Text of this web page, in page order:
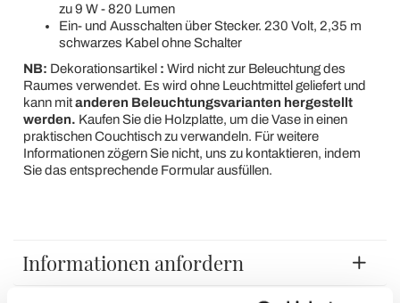
zu 9 W - 820 Lumen
Ein- und Ausschalten über Stecker. 230 Volt, 2,35 m
schwarzes Kabel ohne Schalter
NB: Dekorationsartikel : Wird nicht zur Beleuchtung des
Raumes verwendet. Es wird ohne Leuchtmittel geliefert und
kann mitanderen Beleuchtungsvarianten hergestellt
werden. Kaufen Sie die Holzplatte, um die Vase in einen
praktischen Couchtisch zu verwandeln. Für weitere
Informationen zögern Sie nicht, uns zu kontaktieren, indem
Sie das entsprechende Formular ausfüllen.
Informationen anfordern